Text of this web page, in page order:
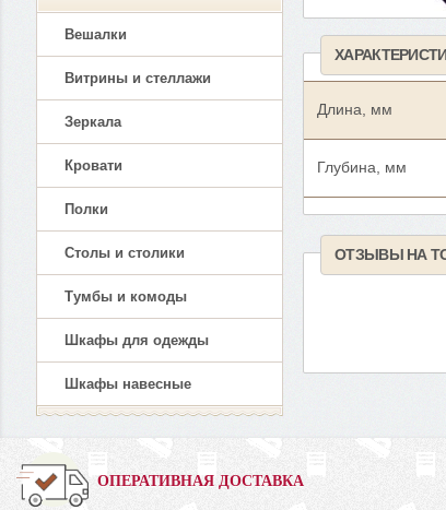
Длина, мм
Глубина, мм
ОТЗЫВЫ НА
Вешалки
Витрины и стеллажи
Зеркала
Кровати
Полки
Столы и столики
Тумбы и комоды
Шкафы для одежды
Шкафы навесные
ОПЕРАТИВНАЯ ДОСТАВКА